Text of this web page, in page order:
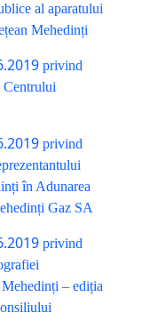
al aparatului
Mehedinți
privind
Centrului
privind
în Adunarea
Gaz SA
privind
– ediția